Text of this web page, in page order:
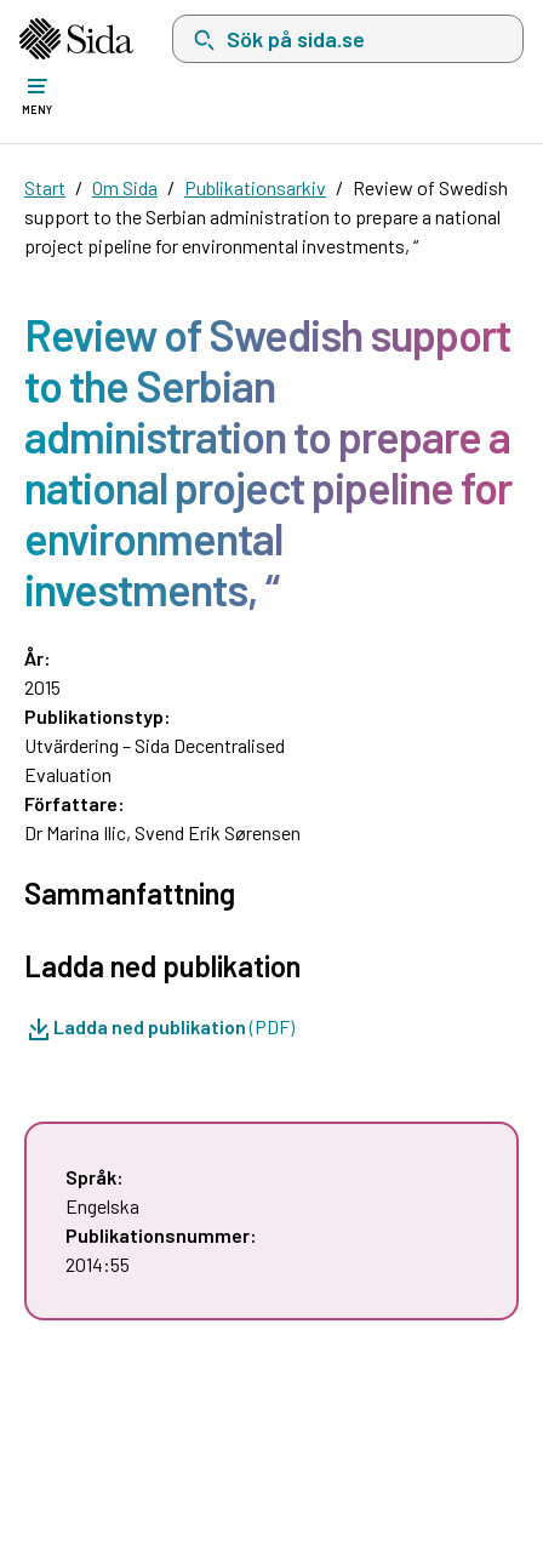
Sök på sida.se, sökförslag kommer att visas
MENY
Start Om Sida Publikationsarkiv
Review of Swedish
support to the Serbian administration to prepare a national
project pipeline for environmental investments, “
Review of Swedish support
to the Serbian
administration to prepare a
national project pipeline for
environmental
investments, “
År:
2015
Publikationstyp:
Utvärdering – Sida Decentralised
Evaluation
Författare:
Dr Marina Ilic, Svend Erik Sørensen
Sammanfattning
Ladda ned publikation
Ladda ned publikation(PDF)
Språk:
Engelska
Publikationsnummer:
2014:55